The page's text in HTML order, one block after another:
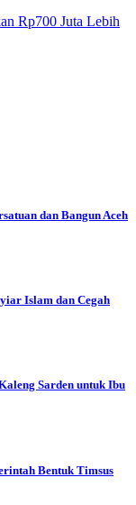
Rp700 Juta Lebih
dan Bangun Aceh
Islam dan Cegah
Sarden untuk Ibu
Bentuk Timsus